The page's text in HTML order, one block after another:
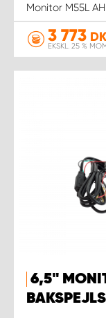
Monitor M55L
3 773
EKSKL. 25 %
6,5"